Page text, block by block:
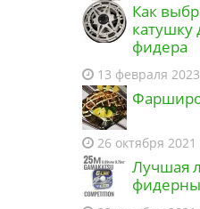
Как
катушку
фидера
13 февраля
26 октября 2021
Лучшая